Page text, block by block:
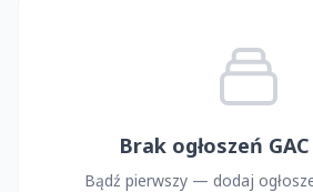
Brak ogłoszeń
Bądź pierwszy — dodaj